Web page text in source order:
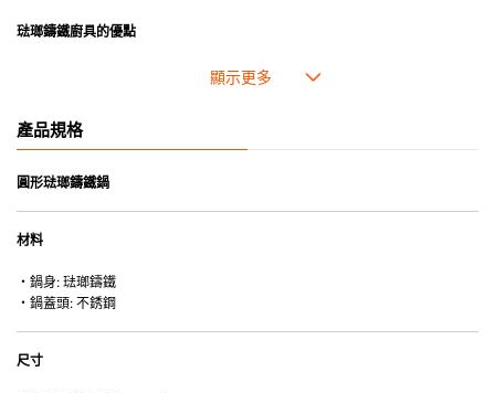
琺瑯鑄鐵廚具的優點
• 琺瑯鑄鐵傳熱性均勻，不會產生過熱點。
• 重身的鍋蓋能有助防止蒸氣溜走,易於 保持食物的原汁原味。
• 琺瑯抗酸鹼，不會殘留氣味，安全衛生。
產品規格
圓形琺瑯鑄鐵鍋
材料
・鍋身: 琺瑯鑄鐵
・鍋蓋頭: 不銹鋼
尺寸